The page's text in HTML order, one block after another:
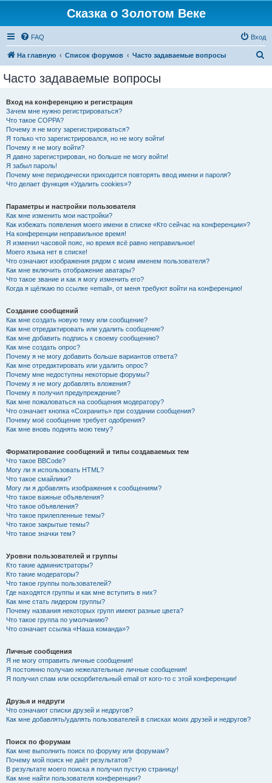
Сказка о Золотом Веке
FAQ Вход
На главную Список форумов Часто задаваемые вопросы
Часто задаваемые вопросы
Вход на конференцию и регистрация
Зачем мне нужно регистрироваться?
Что такое COPPA?
Почему я не могу зарегистрироваться?
Я только что зарегистрировался, но не могу войти!
Почему я не могу войти?
Я давно зарегистрирован, но больше не могу войти!
Я забыл пароль!
Почему мне периодически приходится повторять ввод имени и пароля?
Что делает функция «Удалить cookies»?
Параметры и настройки пользователя
Как мне изменить мои настройки?
Как избежать появления моего имени в списке «Кто сейчас на конференции»?
На конференции неправильное время!
Я изменил часовой пояс, но время всё равно неправильное!
Моего языка нет в списке!
Что означают изображения рядом с моим именем пользователя?
Как мне включить отображение аватары?
Что такое звание и как я могу изменить его?
Когда я щёлкаю по ссылке «email», от меня требуют войти на конференцию!
Создание сообщений
Как мне создать новую тему или сообщение?
Как мне отредактировать или удалить сообщение?
Как мне добавить подпись к своему сообщению?
Как мне создать опрос?
Почему я не могу добавить больше вариантов ответа?
Как мне отредактировать или удалить опрос?
Почему мне недоступны некоторые форумы?
Почему я не могу добавлять вложения?
Почему я получил предупреждение?
Как мне пожаловаться на сообщения модератору?
Что означает кнопка «Сохранить» при создании сообщения?
Почему моё сообщение требует одобрения?
Как мне вновь поднять мою тему?
Форматирование сообщений и типы создаваемых тем
Что такое BBCode?
Могу ли я использовать HTML?
Что такое смайлики?
Могу ли я добавлять изображения к сообщениям?
Что такое важные объявления?
Что такое объявления?
Что такое прилепленные темы?
Что такое закрытые темы?
Что такое значки тем?
Уровни пользователей и группы
Кто такие администраторы?
Кто такие модераторы?
Что такое группы пользователей?
Где находятся группы и как мне вступить в них?
Как мне стать лидером группы?
Почему названия некоторых групп имеют разные цвета?
Что такое группа по умолчанию?
Что означает ссылка «Наша команда»?
Личные сообщения
Я не могу отправить личные сообщения!
Я постоянно получаю нежелательные личные сообщения!
Я получил спам или оскорбительный email от кого-то с этой конференции!
Друзья и недруги
Что означают списки друзей и недругов?
Как мне добавлять/удалять пользователей в списках моих друзей и недругов?
Поиск по форумам
Как мне выполнить поиск по форуму или форумам?
Почему мой поиск не даёт результатов?
В результате моего поиска я получил пустую страницу!
Как мне найти пользователя конференции?